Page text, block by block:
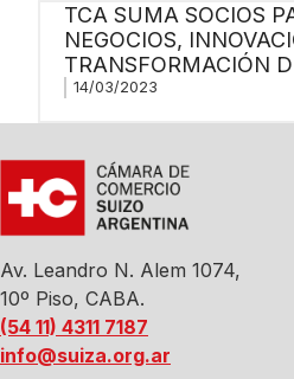
TCA SUMA SOCIOS
NEGOCIOS,
TRANSFORMACIÓN
14/03/2023
Av. Leandro N. Alem 1074,
10º Piso, CABA.
(54 11) 4311 7187
info@suiza.org.ar